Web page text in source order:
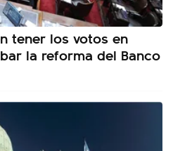
tener los votos en
la reforma del Banco